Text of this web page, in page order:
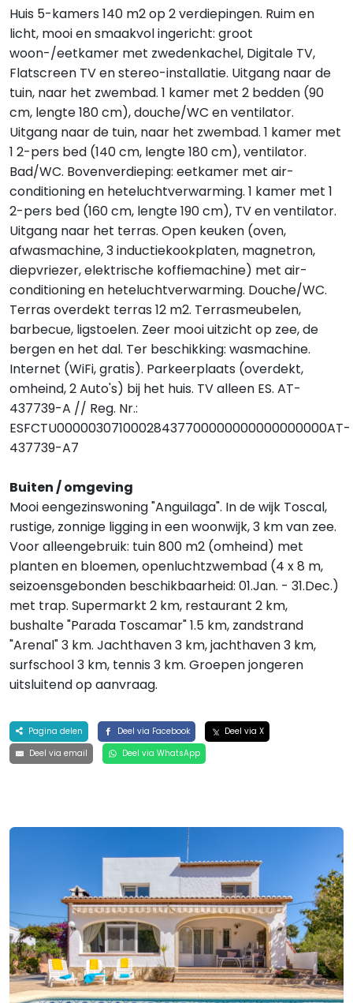
Huis 5-kamers 140 m2 op 2 verdiepingen. Ruim en
licht, mooi en smaakvol ingericht: groot
woon-/eetkamer met zwedenkachel, Digitale TV,
Flatscreen TV en stereo-installatie. Uitgang naar de
tuin, naar het zwembad. 1 kamer met 2 bedden (90
cm, lengte 180 cm), douche/WC en ventilator.
Uitgang naar de tuin, naar het zwembad. 1 kamer met
1 2-pers bed (140 cm, lengte 180 cm), ventilator.
Bad/WC. Bovenverdieping: eetkamer met air-
conditioning en heteluchtverwarming. 1 kamer met 1
2-pers bed (160 cm, lengte 190 cm), TV en ventilator.
Uitgang naar het terras. Open keuken (oven,
afwasmachine, 3 inductiekookplaten, magnetron,
diepvriezer, elektrische koffiemachine) met air-
conditioning en heteluchtverwarming. Douche/WC.
Terras overdekt terras 12 m2. Terrasmeubelen,
barbecue, ligstoelen. Zeer mooi uitzicht op zee, de
bergen en het dal. Ter beschikking: wasmachine.
Internet (WiFi, gratis). Parkeerplaats (overdekt,
omheind, 2 Auto's) bij het huis. TV alleen ES. AT-
437739-A // Reg. Nr.:
ESFCTU00000307100028437700000000000000000AT-
437739-A7
Buiten / omgeving
Mooi eengezinswoning "Anguilaga". In de wijk Toscal,
rustige, zonnige ligging in een woonwijk, 3 km van zee.
Voor alleengebruik: tuin 800 m2 (omheind) met
planten en bloemen, openluchtzwembad (4 x 8 m,
seizoensgebonden beschikbaarheid: 01.Jan. - 31.Dec.)
met trap. Supermarkt 2 km, restaurant 2 km,
bushalte "Parada Toscamar" 1.5 km, zandstrand
"Arenal" 3 km. Jachthaven 3 km, jachthaven 3 km,
surfschool 3 km, tennis 3 km. Groepen jongeren
uitsluitend op aanvraag.
Pagina delen Deel via Facebook
Deel via X
Deel via email
Deel via WhatsApp